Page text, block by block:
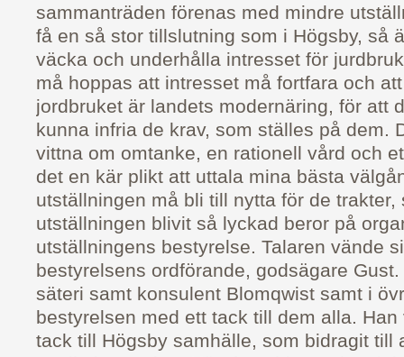
sammanträden förenas med mindre
få en så stor tillslutning som i Högsby, så
väcka och underhålla intresset för
må hoppas att intresset må fortfara och
jordbruket är landets modernäring, för att
kunna infria de krav, som ställes på dem.
vittna om omtanke, en rationell vård och
det en kär plikt att uttala mina bästa
utställningen må bli till nytta för de trakter,
utställningen blivit så lyckad beror på
utställningens bestyrelse. Talaren vände
bestyrelsens ordförande, godsägare
säteri samt konsulent Blomqwist samt i
bestyrelsen med ett tack till dem alla.
tack till Högsby samhälle, som bidragit till